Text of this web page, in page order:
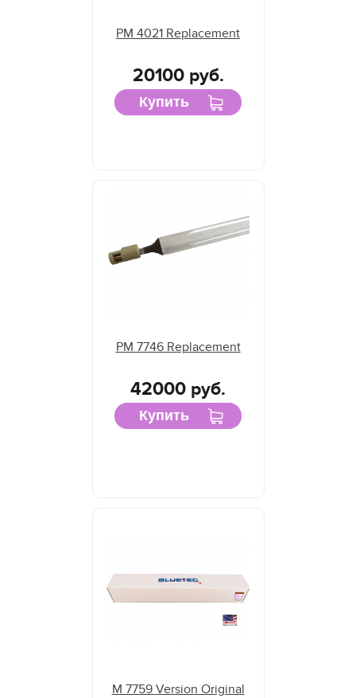
PM 4021 Replacement
20100 руб.
Купить
PM 7746 Replacement
42000 руб.
Купить
M 7759 Version Original